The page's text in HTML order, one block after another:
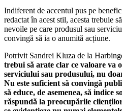
Indiferent de accentul pus pe
redactat în acest stil, acesta trebuie
nevoile pe care produsul sau
convingă să ia o anumită acțiune.
Potrivit Sandrei Kluza de la
trebui să arate clar ce valoare va
serviciului sau produsului, nu
Nu este suficient să convingă
să educe, de asemenea, să indice
răspundă la preocupările